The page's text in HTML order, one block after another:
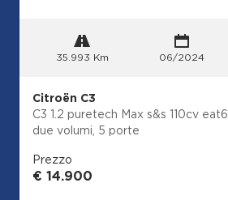
35.993 Km 06/2024
Citroën C3
C3 1.2 puretech Max s&s 110cv eat6 - Berlina
due volumi, 5 porte
Prezzo
€ 14.900